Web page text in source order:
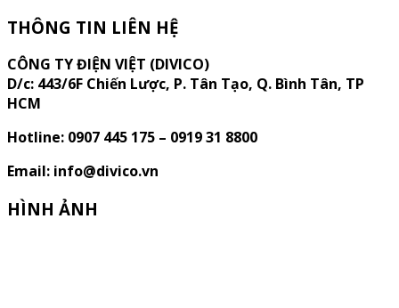
THÔNG TIN LIÊN HỆ
CÔNG TY ĐIỆN VIỆT (DIVICO)
D/c: 443/6F Chiến Lược, P. Tân Tạo, Q. Bình Tân, TP
HCM
Hotline: 0907 445 175 – 0919 31 8800
Email: info@divico.vn
HÌNH ẢNH